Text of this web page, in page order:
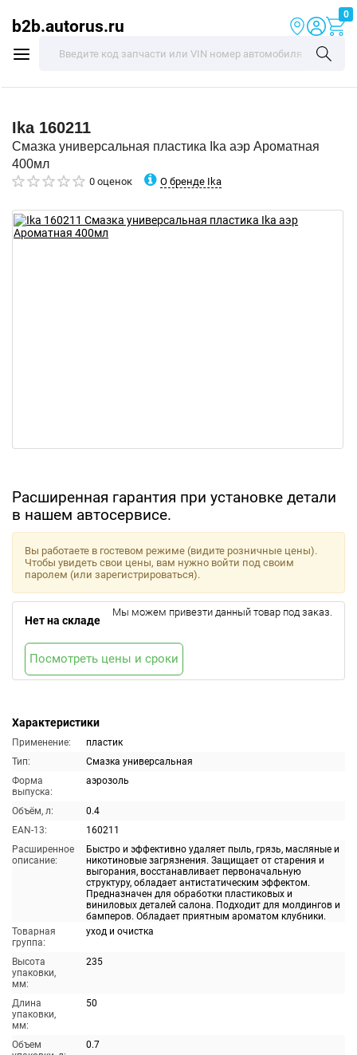
b2b.autorus.ru
0
Ika 160211
Смазка универсальная пластика Ika аэр Ароматная
400мл
0 оценок О бренде Ika
Расширенная гарантия при установке детали
в нашем автосервисе.
Характеристики
Применение:
пластик
Тип:
Смазка универсальная
Форма
выпуска:
аэрозоль
Объём, л:
0.4
EAN-13:
160211
Расширенное
описание:
Быстро и эффективно удаляет пыль, грязь, масляные и
никотиновые загрязнения. Защищает от старения и
выгорания, восстанавливает первоначальную
структуру, обладает антистатическим эффектом.
Предназначен для обработки пластиковых и
виниловых деталей салона. Подходит для молдингов и
бамперов. Обладает приятным ароматом клубники.
Товарная
группа:
уход и очистка
Высота
упаковки,
мм:
235
Длина
упаковки,
мм:
50
Объем
0.7
Вы работаете в гостевом режиме (видите розничные цены).
Чтобы увидеть свои цены, вам нужно войти под своим
паролем (или зарегистрироваться).
Нет на складе
Мы можем привезти данный товар под заказ.
Посмотреть цены и сроки